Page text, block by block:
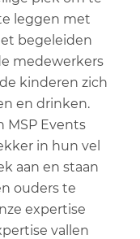
leggen met
begeleiden
medewerkers
kinderen zich
en drinken.
MSP Events
in hun vel
aan en staan
ouders te
expertise
vallen